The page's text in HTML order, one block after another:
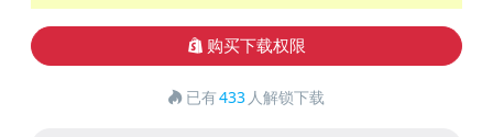
购买下载权限
已有433 人解锁下载